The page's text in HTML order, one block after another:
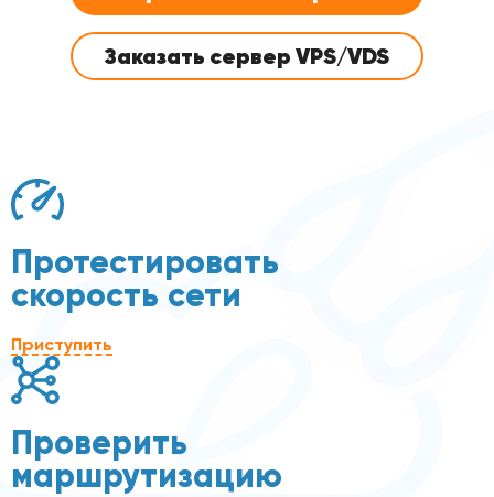
Заказать сервер VPS/VDS
Протестировать
скорость сети
Приступить
Проверить
маршрутизацию